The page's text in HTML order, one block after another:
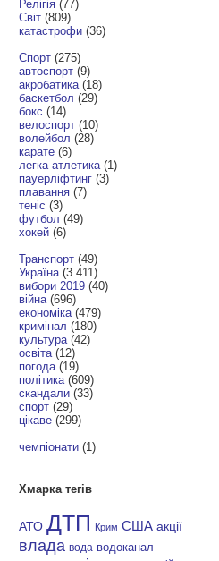
Релігія (77)
Світ (809)
катастрофи (36)
Спорт (275)
автоспорт (9)
акробатика (18)
баскетбол (29)
бокс (14)
велоспорт (10)
волейбол (28)
карате (6)
легка атлетика (1)
пауерліфтинг (3)
плавання (7)
теніс (3)
футбол (49)
хокей (6)
Транспорт (49)
Україна (3 411)
вибори 2019 (40)
війна (696)
економіка (479)
кримінал (180)
культура (42)
освіта (12)
погода (19)
політика (609)
скандали (33)
спорт (29)
цікаве (299)
чемпіонати (1)
Хмарка тегів
АТО ДТП Крим США акції
влада вода водоканал